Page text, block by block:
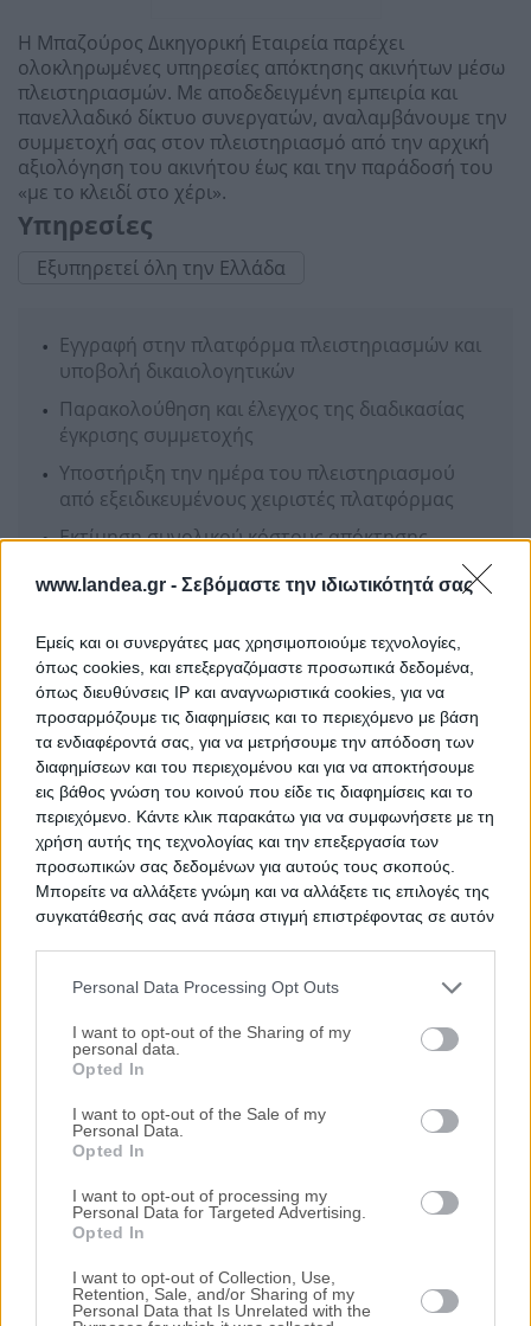
www.landea.gr - Σεβόμαστε την ιδιωτικότητά σας
Εμείς και οι συνεργάτες μας χρησιμοποιούμε τεχνολογίες,
όπως cookies, και επεξεργαζόμαστε προσωπικά δεδομένα,
όπως διευθύνσεις IP και αναγνωριστικά cookies, για να
προσαρμόζουμε τις διαφημίσεις και το περιεχόμενο με βάση
τα ενδιαφέροντά σας, για να μετρήσουμε την απόδοση των
διαφημίσεων και του περιεχομένου και για να αποκτήσουμε
εις βάθος γνώση του κοινού που είδε τις διαφημίσεις και το
περιεχόμενο. Κάντε κλικ παρακάτω για να συμφωνήσετε με τη
χρήση αυτής της τεχνολογίας και την επεξεργασία των
προσωπικών σας δεδομένων για αυτούς τους σκοπούς.
Μπορείτε να αλλάξετε γνώμη και να αλλάξετε τις επιλογές της
συγκατάθεσής σας ανά πάσα στιγμή επιστρέφοντας σε αυτόν
services and may gather and store information including but
not limited to your visit or usage behaviour. You may click to
grant or deny consent to Google and its third-party tags to
use your data for below specified purposes in below Google
consent section.
Personal Data Processing Opt Outs
I want to opt-out of the Sharing of my
personal data.
Opted In
I want to opt-out of the Sale of my
Personal Data.
Opted In
I want to opt-out of processing my
Personal Data for Targeted Advertising.
Opted In
I want to opt-out of Collection, Use,
Retention, Sale, and/or Sharing of my
Personal Data that Is Unrelated with the
Η Μπαζούρος Δικηγορική Εταιρεία παρέχει
ολοκληρωμένες υπηρεσίες απόκτησης ακινήτων μέσω
πλειστηριασμών. Με αποδεδειγμένη εμπειρία και
πανελλαδικό δίκτυο συνεργατών, αναλαμβάνουμε την
συμμετοχή σας στον πλειστηριασμό από την αρχική
αξιολόγηση του ακινήτου έως και την παράδοσή του
«με το κλειδί στο χέρι».
Υπηρεσίες
Εξυπηρετεί όλη την Ελλάδα
Εγγραφή στην πλατφόρμα πλειστηριασμών και
υποβολή δικαιολογητικών
Παρακολούθηση και έλεγχος της διαδικασίας
έγκρισης συμμετοχής
Υποστήριξη την ημέρα του πλειστηριασμού
από εξειδικευμένους χειριστές πλατφόρμας
Εκτίμηση συνολικού κόστους απόκτησης
Συνεχής υποστήριξη σε όλα τα στάδια της
Νομικός έλεγχος ακινήτου και της προδικασίας
του πλειστηριασμού
Ενδιαφέρομαι
HPL REAL ESTATE
Η H.P.L. Real Estate παρέχει ολοκληρωμένη σειρά
με γνώμονα την κάλυψη των οικιστικών,
επαγγελματικών ή επενδυτικών αναγκών σας. Με
επιμελητών και πολιτικών μηχανικών – παρέχουμε
πλήρεις υπηρεσίες σχεδιασμένες για εσάς.
Εξυπηρετεί όλη την Ελλάδα